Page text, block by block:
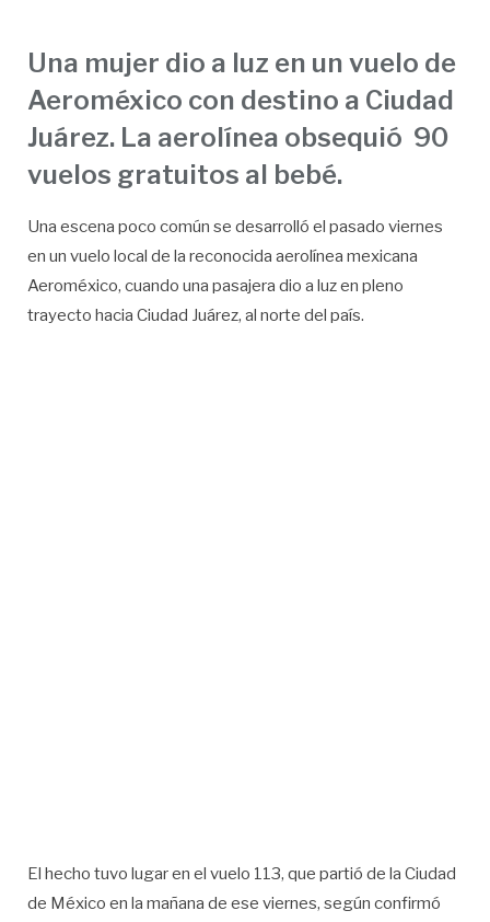
Una mujer dio a luz en un vuelo de
Aeroméxico con destino a Ciudad
Juárez. La aerolínea obsequió 90
vuelos gratuitos al bebé.
Una escena poco común se desarrolló el pasado viernes
en un vuelo local de la reconocida aerolínea mexicana
Aeroméxico, cuando una pasajera dio a luz en pleno
trayecto hacia Ciudad Juárez, al norte del país.
El hecho tuvo lugar en el vuelo 113, que partió de la Ciudad
de México en la mañana de ese viernes, según confirmó